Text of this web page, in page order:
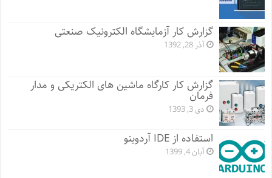
گزارش کار آزمایشگاه الکترونیک صنعتی
آذر 28, 1392
گزارش کار کارگاه ماشین های الکتریکی و مدار
فرمان
دی 3, 1393
استفاده از IDE آردوینو
آبان 4, 1399